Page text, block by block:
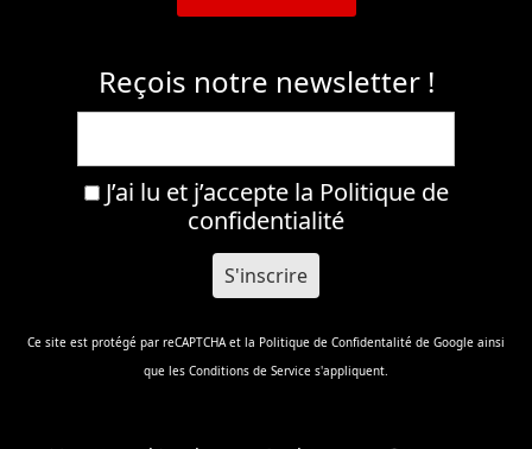
Reçois notre newsletter !
J’ai lu et j’accepte la Politique de
confidentialité
Ce site est protégé par reCAPTCHA et la Politique de Confidentalité de Google ainsi
que les Conditions de Service s'appliquent.